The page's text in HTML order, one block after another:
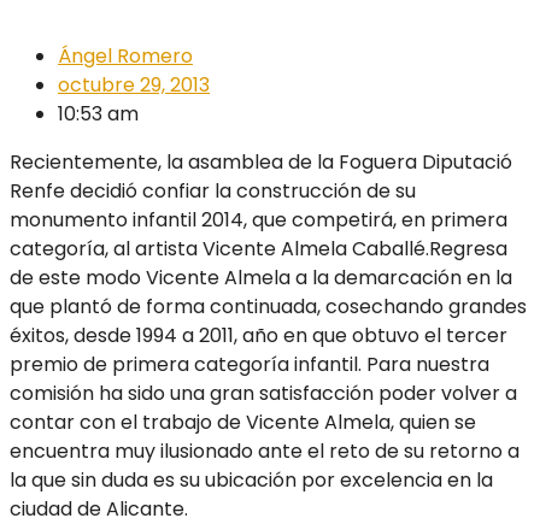
Ángel Romero
octubre 29, 2013
10:53 am
Recientemente, la asamblea de la Foguera Diputació
Renfe decidió confiar la construcción de su
monumento infantil 2014, que competirá, en primera
categoría, al artista Vicente Almela Caballé.Regresa
de este modo Vicente Almela a la demarcación en la
que plantó de forma continuada, cosechando grandes
éxitos, desde 1994 a 2011, año en que obtuvo el tercer
premio de primera categoría infantil. Para nuestra
comisión ha sido una gran satisfacción poder volver a
contar con el trabajo de Vicente Almela, quien se
encuentra muy ilusionado ante el reto de su retorno a
la que sin duda es su ubicación por excelencia en la
ciudad de Alicante.